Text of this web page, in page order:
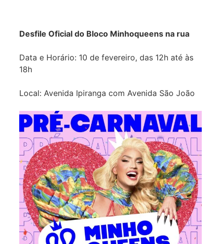
Desfile Oficial do Bloco Minhoqueens na rua
Data e Horário: 10 de fevereiro, das 12h até às
18h
Local: Avenida Ipiranga com Avenida São João